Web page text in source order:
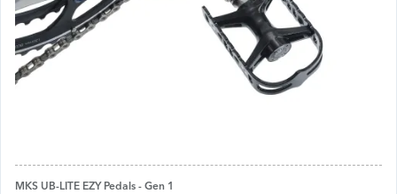
MKS UB-LITE EZY Pedals - Gen 1